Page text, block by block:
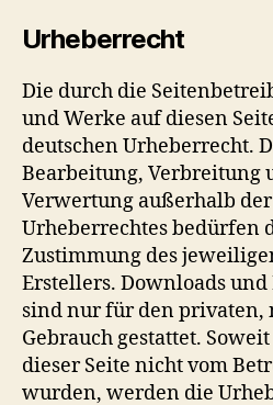
Urheberrecht
Die durch die
und Werke auf diesen
deutschen Urheberrecht.
Bearbeitung, Verbreitung
Verwertung außerhalb
Urheberrechtes bedürfen
Zustimmung des
Erstellers. Downloads
sind nur für den
Gebrauch gestattet.
dieser Seite nicht vom
wurden, werden die